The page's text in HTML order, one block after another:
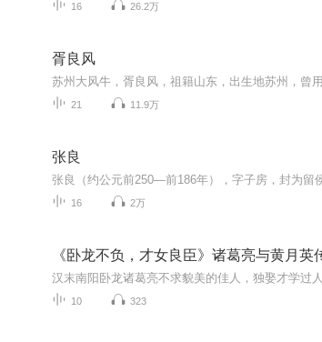
16 26.2万
胥良风
21 11.9万
张良
16 2万
《卧龙不负，才女良臣》诸葛亮与黄月英
10 323